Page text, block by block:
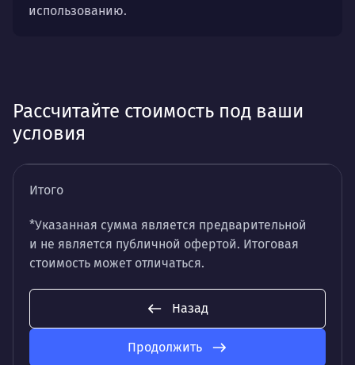
использованию.
Рассчитайте стоимость под ваши
условия
Итого
*Указанная сумма является предварительной
и не является публичной офертой. Итоговая
стоимость может отличаться.
Назад
Продолжить